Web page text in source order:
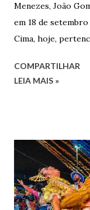
Menezes, João
em 18 de
Cima, hoje,
José de Faro
indiciamento para
1862, transferiu-
uma irmã do
apresentou uma
COMPARTILHAR
LEIA MAIS »